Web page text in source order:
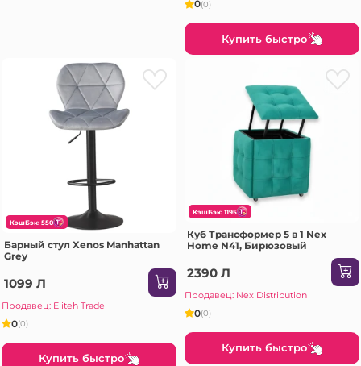
0(0)
Купить быстро
КэшБэк: 550
Барный стул Xenos Manhattan
Grey
1099 Л
Продавец: Eliteh Trade
0(0)
Купить быстро
КэшБэк: 1195
Куб Трансформер 5 в 1 Nex
Home N41, Бирюзовый
2390 Л
Продавец: Nex Distribution
0(0)
Купить быстро